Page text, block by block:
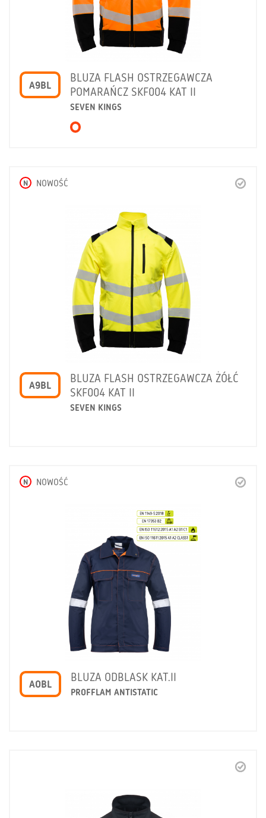
A9BL
BLUZA FLASH OSTRZEGAWCZA
POMARAŃCZ SKF004 KAT II
SEVEN KINGS
N NOWOŚĆ
A9BL
BLUZA FLASH OSTRZEGAWCZA ŻÓŁĆ
SKF004 KAT II
SEVEN KINGS
N NOWOŚĆ
AOBL
BLUZA ODBLASK KAT.II
PROFFLAM ANTISTATIC